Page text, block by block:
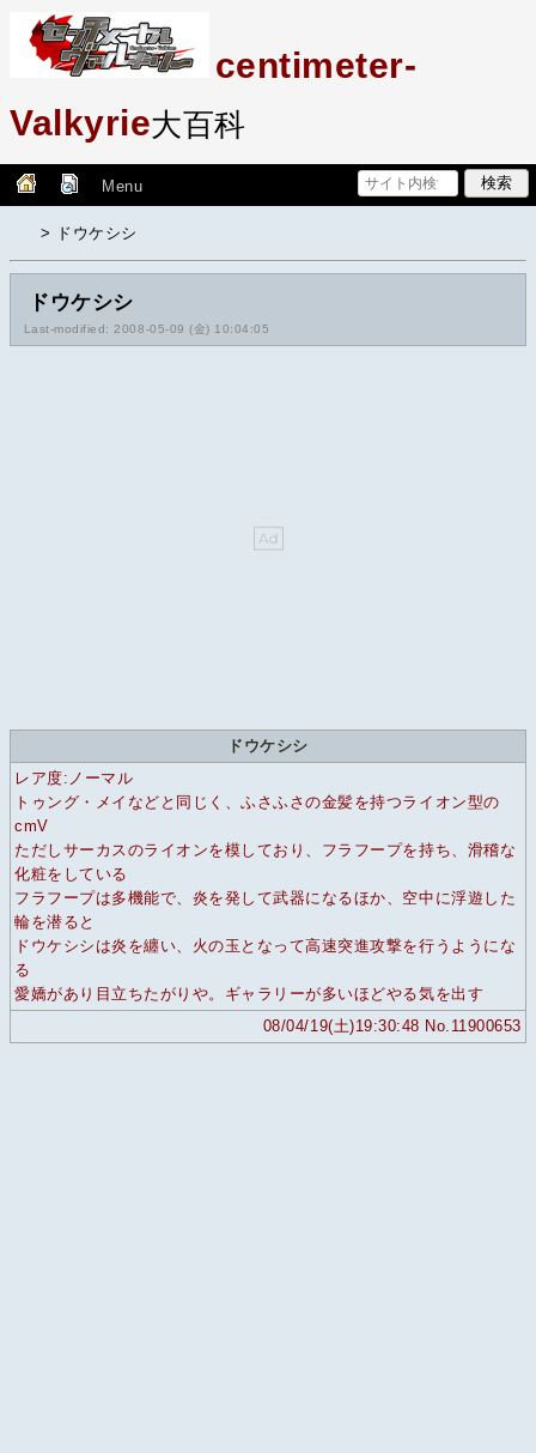
centimeter-
Valkyrie大百科
Menu
> ドウケシシ
ドウケシシ
Last-modified: 2008-05-09 (金) 10:04:05
ドウケシシ
レア度:ノーマル
トゥング・メイなどと同じく、ふさふさの金髪を持つライオン型の
cmV
ただしサーカスのライオンを模しており、フラフープを持ち、滑稽な
化粧をしている
フラフープは多機能で、炎を発して武器になるほか、空中に浮遊した
輪を潜ると
ドウケシシは炎を纏い、火の玉となって高速突進攻撃を行うようにな
る
愛嬌があり目立ちたがりや。ギャラリーが多いほどやる気を出す
08/04/19(土)19:30:48 No.11900653